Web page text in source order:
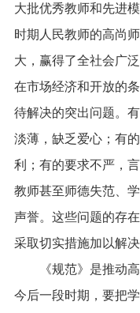
大批优秀教师和先进
时期人民教师的高尚
大，赢得了全社会广
在市场经济和开放的
待解决的突出问题。
淡薄，缺乏爱心；有
利；有的要求不严，
教师甚至师德失范、
声誉。这些问题的存
采取切实措施加以解决
《规范》是推动高
今后一段时期，要把